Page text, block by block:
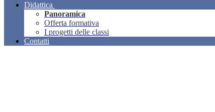
Didattica
Panoramica
Offerta formativa
I progetti delle classi
Contatti